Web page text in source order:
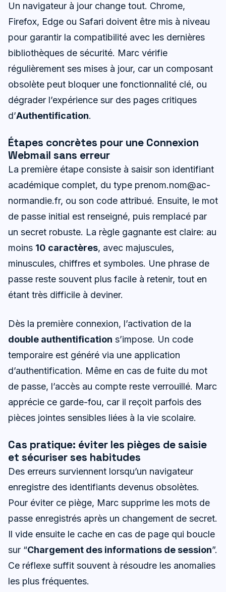
Un navigateur à jour change tout. Chrome,
Firefox, Edge ou Safari doivent être mis à niveau
pour garantir la compatibilité avec les dernières
bibliothèques de sécurité. Marc vérifie
régulièrement ses mises à jour, car un composant
obsolète peut bloquer une fonctionnalité clé, ou
dégrader l’expérience sur des pages critiques
d’Authentification.
Étapes concrètes pour une Connexion
Webmail sans erreur
La première étape consiste à saisir son identifiant
académique complet, du type prenom.nom@ac-
normandie.fr, ou son code attribué. Ensuite, le mot
de passe initial est renseigné, puis remplacé par
un secret robuste. La règle gagnante est claire: au
moins 10 caractères, avec majuscules,
minuscules, chiffres et symboles. Une phrase de
passe reste souvent plus facile à retenir, tout en
étant très difficile à deviner.
Dès la première connexion, l’activation de la
double authentification s’impose. Un code
temporaire est généré via une application
d’authentification. Même en cas de fuite du mot
de passe, l’accès au compte reste verrouillé. Marc
apprécie ce garde-fou, car il reçoit parfois des
pièces jointes sensibles liées à la vie scolaire.
Cas pratique: éviter les pièges de saisie
et sécuriser ses habitudes
Des erreurs surviennent lorsqu’un navigateur
enregistre des identifiants devenus obsolètes.
Pour éviter ce piège, Marc supprime les mots de
passe enregistrés après un changement de secret.
Il vide ensuite le cache en cas de page qui boucle
sur “Chargement des informations de session”.
Ce réflexe suffit souvent à résoudre les anomalies
les plus fréquentes.